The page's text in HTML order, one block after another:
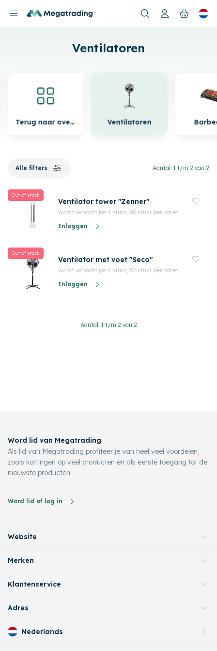
Nieuwe producten
Ventilatoren
Terug naar overzicht Ventilatoren
Alle filters Aantal: 1 t/m 2 van 2
Out of stock
Ventilator tower "Zenner"
Wordt verkocht per 1 stuks, 80 stuks per pallet
Inloggen
Out of stock
Ventilator met voet "Seco"
Wordt verkocht per 1 stuks, 52 stuks per pallet
Inloggen
Aantal: 1 t/m 2 van 2
Word lid van Megatrading
Als lid van Megatrading profiteer je van heel veel voordelen,
zoals kortingen op veel producten en als eerste toegang tot de
nieuwste producten.
Word lid of log in
Website
Merken
Klantenservice
Adres
Nederlands